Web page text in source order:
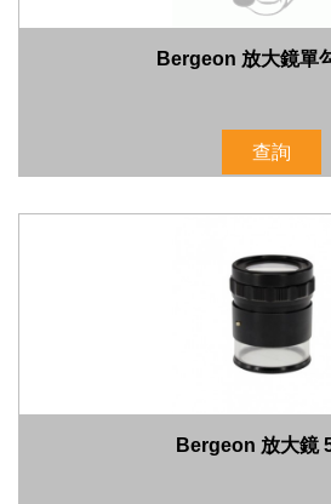
Bergeon 放大鏡單
查詢
Bergeon 放大鏡